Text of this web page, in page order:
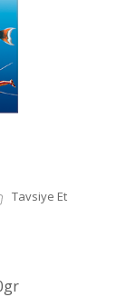
Tavsiye Et